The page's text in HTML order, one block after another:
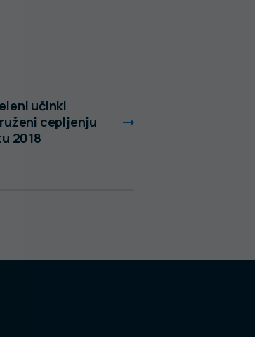
učinki
cepljenju
2018